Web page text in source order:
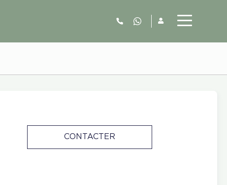
06.52.63.77.73
CONTACTER